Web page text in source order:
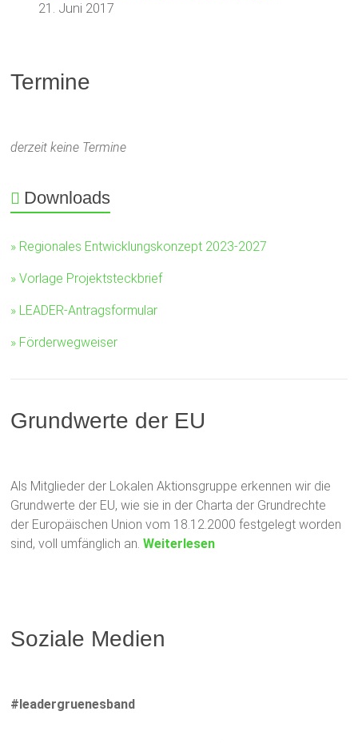
21. Juni 2017
Termine
derzeit keine Termine
Downloads
» Regionales Entwicklungskonzept 2023-2027
» Vorlage Projektsteckbrief
» LEADER-Antragsformular
» Förderwegweiser
Grundwerte der EU
Als Mitglieder der Lokalen Aktionsgruppe erkennen wir die
Grundwerte der EU, wie sie in der Charta der Grundrechte
der Europäischen Union vom 18.12.2000 festgelegt worden
sind, voll umfänglich an.Weiterlesen
Soziale Medien
#leadergruenesband